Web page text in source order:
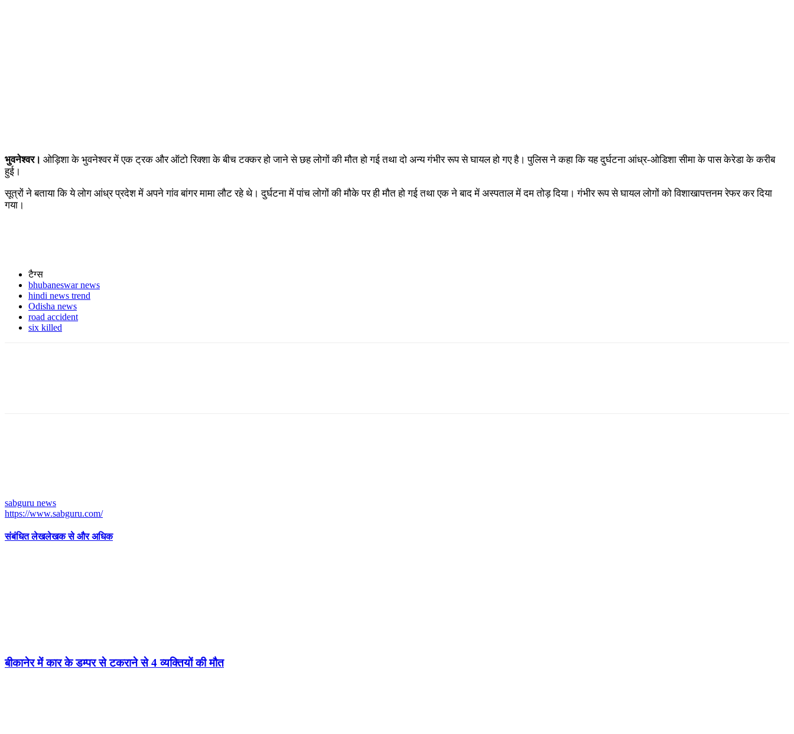
भुवनेश्वर। ओड़िशा के भुवनेश्वर में एक ट्रक और ऑटो रिक्शा के बीच टक्कर हो जाने से छह लोगों की मौत हो गई तथा दो अन्य गंभीर रूप से घायल हो गए है। पुलिस ने कहा कि यह दुर्घटना आंध्र-ओडिशा सीमा के पास केरेडा के करीब
हुई।
सूत्रों ने बताया कि ये लोग आंध्र प्रदेश में अपने गांव बांगर मामा लौट रहे थे। दुर्घटना में पांच लोगों की मौके पर ही मौत हो गई तथा एक ने बाद में अस्पताल में दम तोड़ दिया। गंभीर रूप से घायल लोगों को विशाखापत्तनम रेफर कर दिया
गया।
टैग्स
bhubaneswar news
hindi news trend
Odisha news
road accident
six killed
sabguru news
https://www.sabguru.com/
संबंधित लेखलेखक से और अधिक
बीकानेर में कार के डम्पर से टकराने से 4 व्यक्तियों की मौत